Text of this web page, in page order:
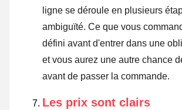
ligne se déroule en plusieurs
ambiguïté. Ce que vous
défini avant d'entrer dans une
et vous aurez une autre chance
avant de passer la commande.
Les prix sont clairs